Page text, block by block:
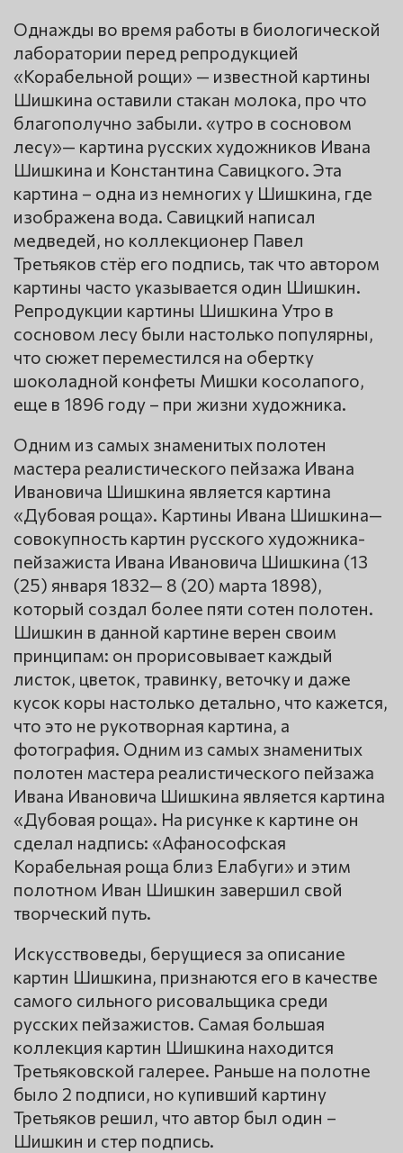
Однажды во время работы в биологической
лаборатории перед репродукцией
«Корабельной рощи» — известной картины
Шишкина оставили стакан молока, про что
благополучно забыли. «утро в сосновом
лесу»— картина русских художников Ивана
Шишкина и Константина Савицкого. Эта
картина – одна из немногих у Шишкина, где
изображена вода. Савицкий написал
медведей, но коллекционер Павел
Третьяков стёр его подпись, так что автором
картины часто указывается один Шишкин.
Репродукции картины Шишкина Утро в
сосновом лесу были настолько популярны,
что сюжет переместился на обертку
шоколадной конфеты Мишки косолапого,
еще в 1896 году – при жизни художника.
Одним из самых знаменитых полотен
мастера реалистического пейзажа Ивана
Ивановича Шишкина является картина
«Дубовая роща». Картины Ивана Шишкина—
совокупность картин русского художника-
пейзажиста Ивана Ивановича Шишкина (13
(25) января 1832— 8 (20) марта 1898),
который создал более пяти сотен полотен.
Шишкин в данной картине верен своим
принципам: он прорисовывает каждый
листок, цветок, травинку, веточку и даже
кусок коры настолько детально, что кажется,
что это не рукотворная картина, а
фотография. Одним из самых знаменитых
полотен мастера реалистического пейзажа
Ивана Ивановича Шишкина является картина
«Дубовая роща». На рисунке к картине он
сделал надпись: «Афанософская
Корабельная роща близ Елабуги» и этим
полотном Иван Шишкин завершил свой
творческий путь.
Искусствоведы, берущиеся за описание
картин Шишкина, признаются его в качестве
самого сильного рисовальщика среди
русских пейзажистов. Самая большая
коллекция картин Шишкина находится
Третьяковской галерее. Раньше на полотне
было 2 подписи, но купивший картину
Третьяков решил, что автор был один –
Шишкин и стер подпись.